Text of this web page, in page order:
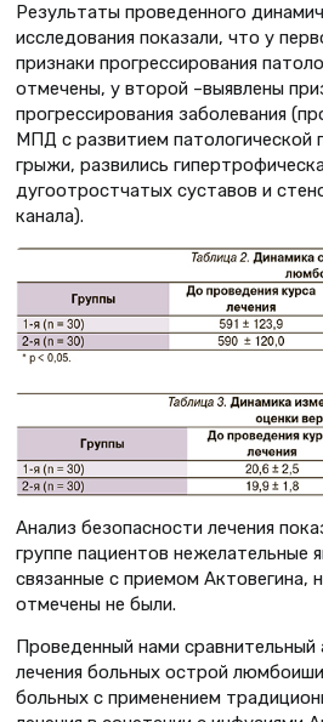
Результаты проведенного
исследования показали, что у
признаки прогрессирования
отмечены, у второй –выявлены
прогрессирования заболевания
МПД с развитием патологической
грыжи, развились
дугоотростчатых суставов и
канала).
Анализ безопасности лечения
группе пациентов нежелательные
связанные с приемом Актовегина,
отмечены не были.
Проведенный нами сравнительный
лечения больных острой
больных с применением